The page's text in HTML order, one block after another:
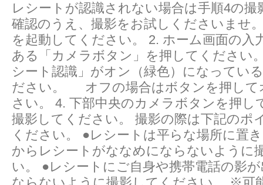
レシートが認識されない場合は手順4の
確認のうえ、撮影をお試しくださいませ
を起動してください。 2. ホーム画面の入
ある「カメラボタン」を押してください
シート認識」がオン（緑色）になってい
ださい。 オフの場合はボタンを押して
さい。 4. 下部中央のカメラボタンを押し
撮影してください。 撮影の際は下記のポ
ください。 ●レシートは平らな場所に置
からレシートがななめにならないように
い。 ●レシートにご自身や携帯電話の影